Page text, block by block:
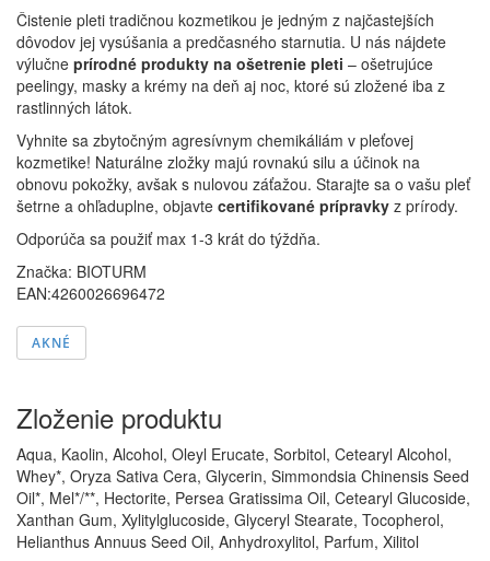
Čistenie pleti tradičnou kozmetikou je jedným z najčastejších
dôvodov jej vysúšania a predčasného starnutia. U nás nájdete
výlučne prírodné produkty na ošetrenie pleti – ošetrujúce
peelingy, masky a krémy na deň aj noc, ktoré sú zložené iba z
rastlinných látok.
Vyhnite sa zbytočným agresívnym chemikáliám v pleťovej
kozmetike! Naturálne zložky majú rovnakú silu a účinok na
obnovu pokožky, avšak s nulovou záťažou. Starajte sa o vašu pleť
šetrne a ohľaduplne, objavte certifikované prípravky z prírody.
Odporúča sa použiť max 1-3 krát do týždňa.
Značka: BIOTURM
EAN:4260026696472
AKNÉ
Zloženie produktu
Aqua, Kaolin, Alcohol, Oleyl Erucate, Sorbitol, Cetearyl Alcohol,
Whey*, Oryza Sativa Cera, Glycerin, Simmondsia Chinensis Seed
Oil*, Mel*/**, Hectorite, Persea Gratissima Oil, Cetearyl Glucoside,
Xanthan Gum, Xylitylglucoside, Glyceryl Stearate, Tocopherol,
Helianthus Annuus Seed Oil, Anhydroxylitol, Parfum, Xilitol